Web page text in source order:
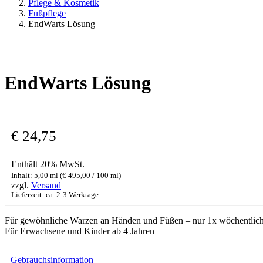
Pflege & Kosmetik
Fußpflege
EndWarts Lösung
EndWarts Lösung
€ 24,75
Enthält 20% MwSt.
Inhalt: 5,00 ml (€ 495,00 / 100 ml)
zzgl. Versand
Lieferzeit: ca. 2-3 Werktage
Für gewöhnliche Warzen an Händen und Füßen – nur 1x
Für Erwachsene und Kinder ab 4 Jahren
Gebrauchsinformation